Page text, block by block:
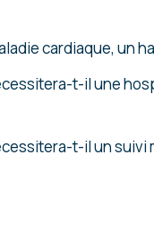
cardiaque, un
t-il une
t-il un